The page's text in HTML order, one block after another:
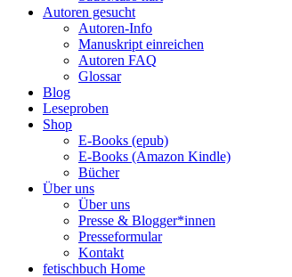
Autoren gesucht
Autoren-Info
Manuskript einreichen
Autoren FAQ
Glossar
Blog
Leseproben
Shop
E-Books (epub)
E-Books (Amazon Kindle)
Bücher
Über uns
Über uns
Presse & Blogger*innen
Presseformular
Kontakt
fetischbuch Home